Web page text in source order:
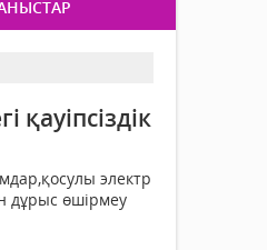
қауіпсіздік
электр
дұрыс өшірмеу